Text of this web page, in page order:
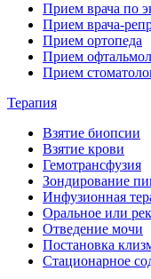
Прием врача по
Прием врача-
Прием ортопеда
Прием
Прием
Терапия
Взятие биопсии
Взятие крови
Гемотрансфузия
Зондирование
Инфузионная
Оральное или
Отведение мочи
Постановка
Стационарное